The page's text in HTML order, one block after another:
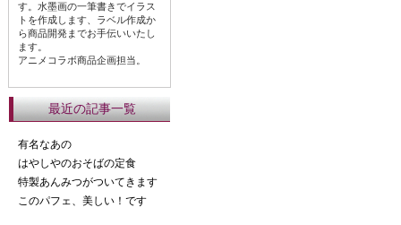
す。水墨画の一筆書きでイラス
トを作成します、ラベル作成か
ら商品開発までお手伝いいたし
ます。
アニメコラボ商品企画担当。
最近の記事一覧
有名なあの
はやしやのおそばの定食
特製あんみつがついてきます
このパフェ、美しい！です